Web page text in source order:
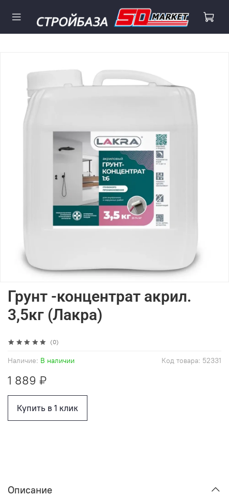
(0)
Код товара: 52331
Наличие: В наличии
Грунт -концентрат акрил.
3,5кг (Лакра)
1 889 ₽
Купить в 1 клик
Описание